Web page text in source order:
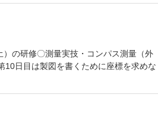
の研修〇測量実技・コンパス測量（外
日目は製図を書くために座標を求めな